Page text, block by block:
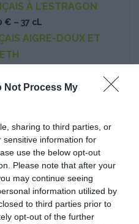
Not Process My
sharing to third parties, or
sensitive information for
use the below opt-out
Please note that after your
may continue seeing
information utilized by
to third parties prior to
opt-out of the further
À L’ESTRAGON
€ – 37 cL
AIGRE-DOUX ET
ET BALSAMIQUE
€ – 37 cL